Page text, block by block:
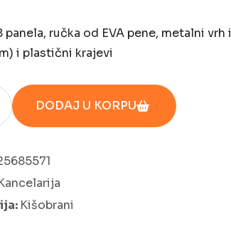
panela, ručka od EVA pene, metalni vrh i
i plastični krajevi
DODAJ U KORPU
Kišobrani